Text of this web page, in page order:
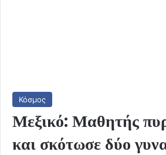
Κόσμος
Μεξικό: Μαθητής
και σκότωσε δύο